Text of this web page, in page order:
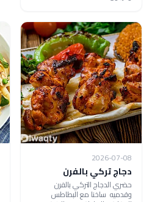
2026-07-08
دجاج تركي بالفرن
حضري الدجاج التركي بالفرن
وقدميه ساخنا مع البطاطس